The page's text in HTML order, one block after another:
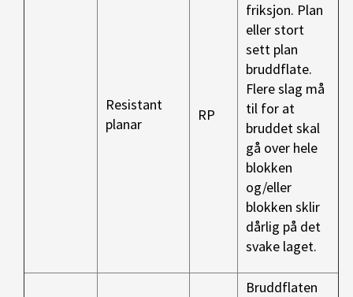
Resistant
planar
RP
friksjon. Plan
eller stort
sett plan
bruddflate.
Flere slag må
til for at
bruddet skal
gå over hele
blokken
og/eller
blokken sklir
dårlig på det
svake laget.
Bruddflaten